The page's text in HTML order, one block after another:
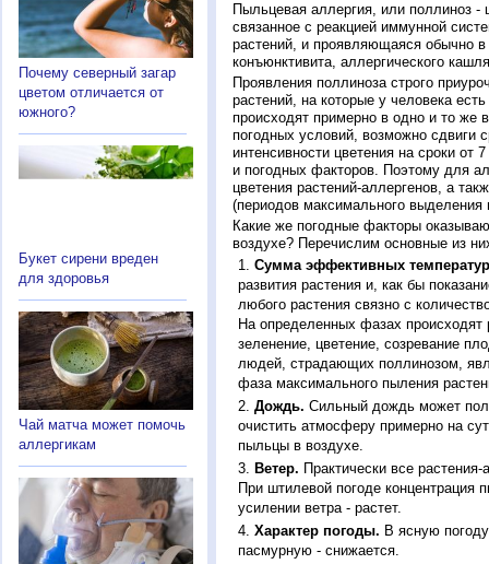
Почему северный загар
цветом отличается от
южного?
Букет сирени вреден
для здоровья
Чай матча может помочь
аллергикам
Пыльцевая аллергия, или поллиноз -
связанное с реакцией иммунной
растений, и проявляющаяся обычно
конъюнктивита, аллергического
Проявления поллиноза строго
растений, на которые у человека
происходят примерно в одно и то же
погодных условий, возможно сдвиги
интенсивности цветения на сроки от
и погодных факторов. Поэтому для
цветения растений-аллергенов, а
(периодов максимального
Какие же погодные факторы
воздухе? Перечислим основные из
Сумма эффективных
развития растения и, как бы
любого растения связно с
На определенных фазах происходят
зеленение, цветение, созревание
людей, страдающих поллинозом,
фаза максимального пыления
Дождь. Сильный дождь может
очистить атмосферу примерно на
пыльцы в воздухе.
Ветер. Практически все
При штилевой погоде
усилении ветра - растет.
Характер погоды. В ясную
пасмурную - снижается.